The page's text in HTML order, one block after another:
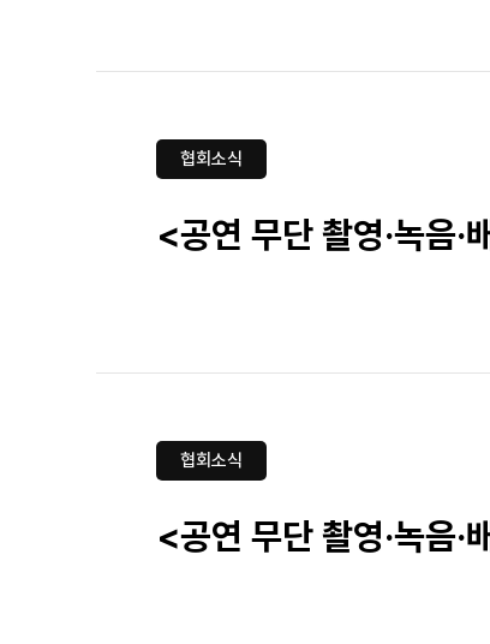
협회소식
<공연 무단 촬영·녹음
협회소식
<공연 무단 촬영·녹음